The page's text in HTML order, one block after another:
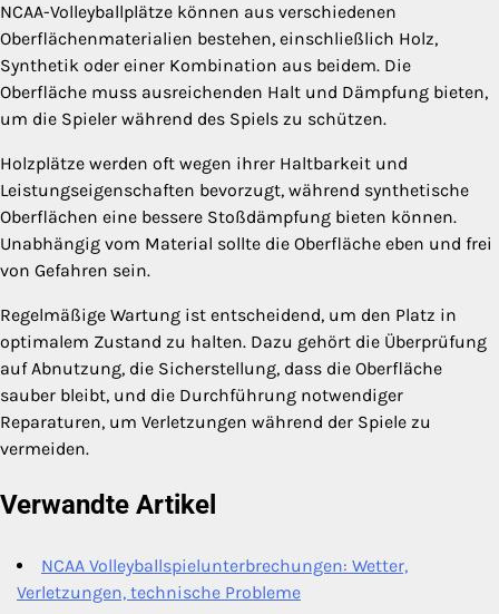
NCAA-Volleyballplätze können aus verschiedenen
Oberflächenmaterialien bestehen, einschließlich Holz,
Synthetik oder einer Kombination aus beidem. Die
Oberfläche muss ausreichenden Halt und Dämpfung bieten,
um die Spieler während des Spiels zu schützen.
Holzplätze werden oft wegen ihrer Haltbarkeit und
Leistungseigenschaften bevorzugt, während synthetische
Oberflächen eine bessere Stoßdämpfung bieten können.
Unabhängig vom Material sollte die Oberfläche eben und frei
von Gefahren sein.
Regelmäßige Wartung ist entscheidend, um den Platz in
optimalem Zustand zu halten. Dazu gehört die Überprüfung
auf Abnutzung, die Sicherstellung, dass die Oberfläche
sauber bleibt, und die Durchführung notwendiger
Reparaturen, um Verletzungen während der Spiele zu
vermeiden.
Verwandte Artikel
NCAA Volleyballspielunterbrechungen: Wetter,
Verletzungen, technische Probleme